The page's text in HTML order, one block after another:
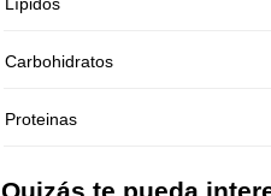
Carbohidratos
Proteinas